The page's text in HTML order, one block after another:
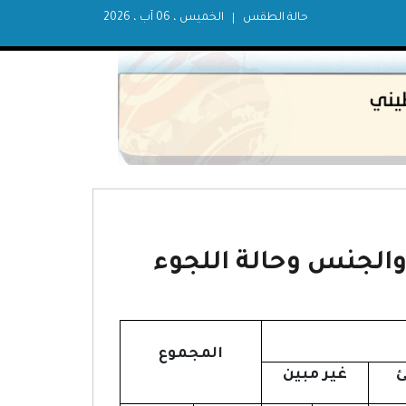
الخميس ، 06 آب ، 2026 حالة الطقس
المجموع
غير مبين